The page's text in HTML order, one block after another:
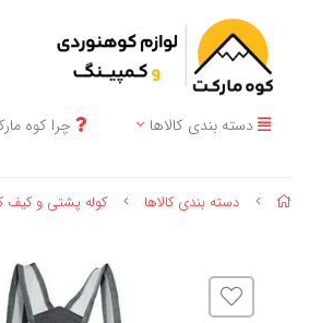
دسته بندی کالاها چرا کوه
دسته بندی کالاها کوله پشتی و کیف